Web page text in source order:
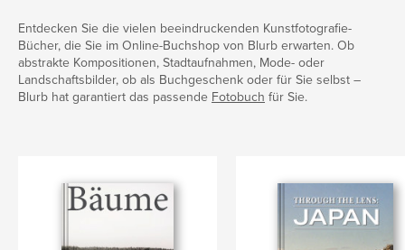
Entdecken Sie die vielen beeindruckenden Kunstfotografie-
Bücher, die Sie im Online-Buchshop von Blurb erwarten. Ob
abstrakte Kompositionen, Stadtaufnahmen, Mode- oder
Landschaftsbilder, ob als Buchgeschenk oder für Sie selbst –
Blurb hat garantiert das passende Fotobuch für Sie.